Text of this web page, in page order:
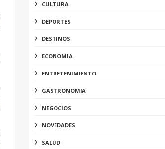
CULTURA
DEPORTES
DESTINOS
ECONOMIA
ENTRETENIMIENTO
GASTRONOMIA
NEGOCIOS
NOVEDADES
SALUD